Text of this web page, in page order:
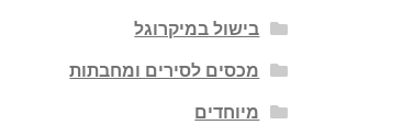
בישול במיקרוגל
מכסים לסירים ומחבתות
מיוחדים